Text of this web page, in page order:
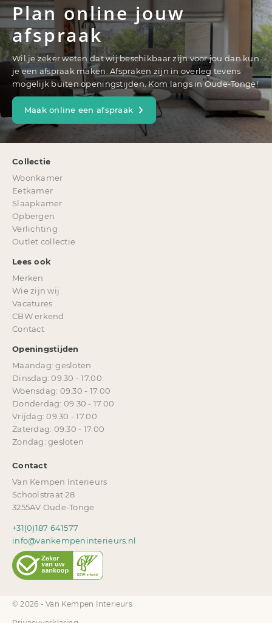
Plan online jouw
afspraak
Wil je zeker weten dat wij beschikbaar zijn voor jou dan kun
je een afspraak maken. Afspraken zijn in overleg tevens
mogelijk buiten openingstijden. Kom langs in Oude-Tonge!
Maak online een afspraak
Collectie
Woonkamer
Eetkamer
Slaapkamer
Opbergen
Verlichting
Outlet collectie
Lees ook
Merken
Wie zijn wij
Vacatures
CBW erkend
Contact
Openingstijden
Maandag: gesloten
Dinsdag: 09.30 - 17.00
Woensdag: 09.30 - 17.00
Donderdag: 09.30 - 17.00
Vrijdag: 09.30 - 17.00
Zaterdag: 09.30 - 17.00
Zondag: gesloten
Contact
Van Kempen Interieurs
Schoolstraat 28
3255AV Oude-Tonge
+31(0)187 641577
info@vankempeninterieurs.nl
© 2026 - Van Kempen Interieurs